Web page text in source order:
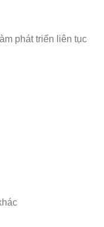
phát triển liên tục